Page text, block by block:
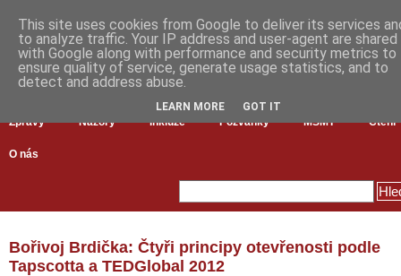
Zprávy Názory Inkluze Pozvánky MŠMT Čtení
O nás
Bořivoj Brdička: Čtyři principy otevřenosti podle
Tapscotta a TEDGlobal 2012
This site uses cookies from Google to deliver its services
to analyze traffic. Your IP address and user-agent are shared
with Google along with performance and security metrics to
ensure quality of service, generate usage statistics, and to
detect and address abuse.
LEARN MORE GOT IT